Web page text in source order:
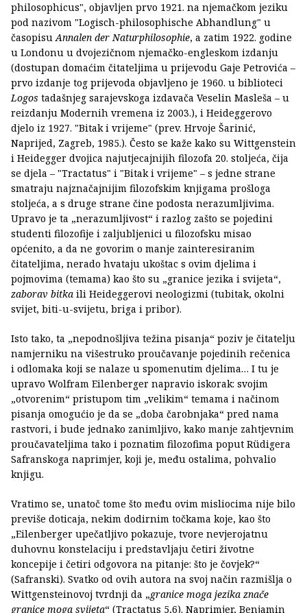
philosophicus", objavljen prvo 1921. na njemačkom jeziku
pod nazivom "Logisch-philosophische Abhandlung" u
časopisuAnnalen der Naturphilosophie, a zatim 1922. godine
u Londonu u dvojezičnom njemačko-engleskom izdanju
(dostupan domaćim čitateljima u prijevodu Gaje Petrovića –
prvo izdanje tog prijevoda objavljeno je 1960. u biblioteci
Logos tadašnjeg sarajevskoga izdavača Veselin Masleša – u
reizdanju Modernih vremena iz 2003.), i Heideggerovo
djelo iz 1927. "Bitak i vrijeme" (prev. Hrvoje Šarinić,
Naprijed, Zagreb, 1985.). Često se kaže kako su Wittgenstein
i Heidegger dvojica najutjecajnijih filozofa 20. stoljeća, čija
se djela – "Tractatus" i "Bitak i vrijeme" – s jedne strane
smatraju najznačajnijim filozofskim knjigama prošloga
stoljeća, a s druge strane čine podosta nerazumljivima.
Upravo je ta „nerazumljivost“ i razlog zašto se pojedini
studenti filozofije i zaljubljenici u filozofsku misao
općenito, a da ne govorim o manje zainteresiranim
čitateljima, nerado hvataju ukoštac s ovim djelima i
pojmovima (temama) kao što su „granice jezika i svijeta“,
zaborav bitka ili Heideggerovi neologizmi (tubitak, okolni
svijet, biti-u-svijetu, briga i pribor).
Isto tako, ta „nepodnošljiva težina pisanja“ poziv je čitatelju
namjerniku na višestruko proučavanje pojedinih rečenica
i odlomaka koji se nalaze u spomenutim djelima… I tu je
upravo Wolfram Eilenberger napravio iskorak: svojim
„otvorenim“ pristupom tim „velikim“ temama i načinom
pisanja omogućio je da se „doba čarobnjaka“ pred nama
rastvori, i bude jednako zanimljivo, kako manje zahtjevnim
proučavateljima tako i poznatim filozofima poput Rüdigera
Safranskoga naprimjer, koji je, među ostalima, pohvalio
knjigu.
Vratimo se, unatoč tome što među ovim misliocima nije bilo
previše doticaja, nekim dodirnim točkama koje, kao što
„Eilenberger upečatljivo pokazuje, tvore nevjerojatnu
duhovnu konstelaciju i predstavljaju četiri životne
koncepije i četiri odgovora na pitanje: što je čovjek?“
(Safranski). Svatko od ovih autora na svoj način razmišlja o
Wittgensteinovoj tvrdnji da „granice moga jezika znače
granice moga svijeta“ (Tractatus 5,6). Naprimjer, Benjamin